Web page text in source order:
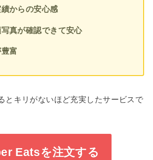
からの安心感
真が確認できて安心
富
とキリがないほど充実したサービスで
Eatsを注文する